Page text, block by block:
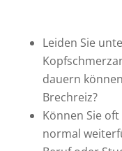
Leiden Sie
dauern
Brechreiz?
Können Sie
normal